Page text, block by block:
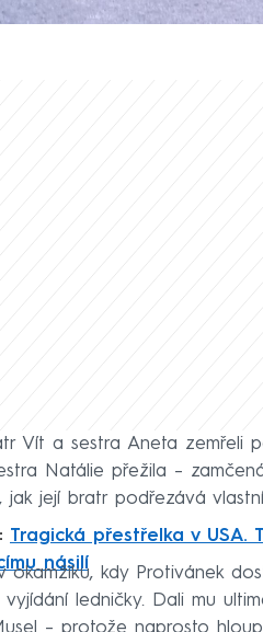
otřásl Českem, řeší
Vít a sestra Aneta zemřeli
Natálie přežila –
jak její bratr podřezává
Tragická přestřelka v
násilí
okamžiku, kdy Protivánek
ledničky. Dali mu